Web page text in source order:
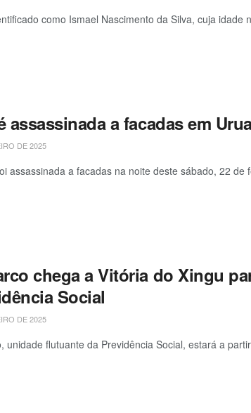
como Ismael Nascimento da Silva, cuja
assassinada a facadas em
DE 2025
assassinada a facadas na noite deste sábado, 22
chega a Vitória do Xingu
Social
DE 2025
unidade flutuante da Previdência Social, estará a